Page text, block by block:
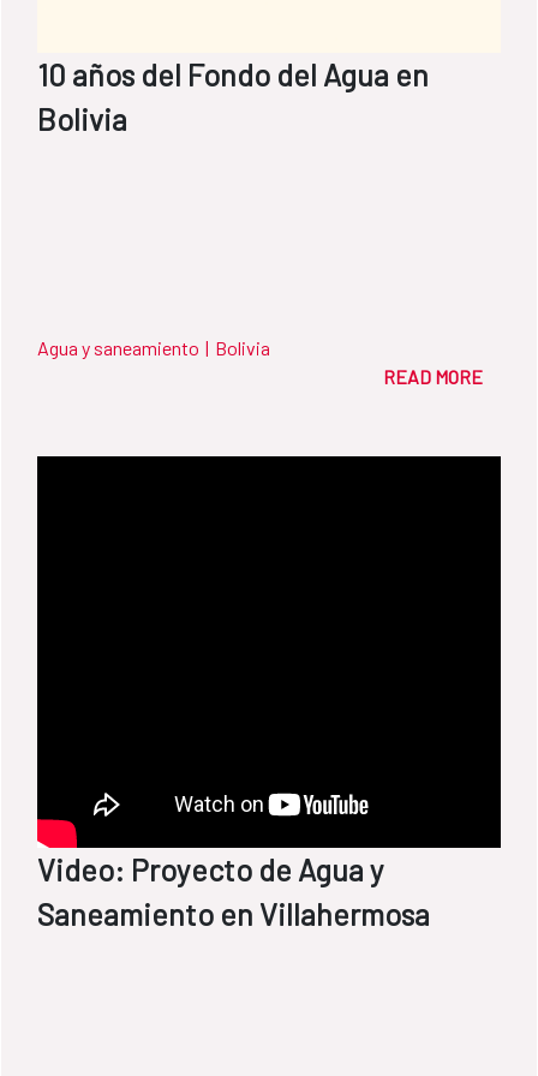
el 90% de ellas pertenecientes al pueblo
maya.
10 años del Fondo del Agua en
Bolivia
Agua y saneamiento | Bolivia
READ MORE
Video: Proyecto de Agua y
Saneamiento en Villahermosa